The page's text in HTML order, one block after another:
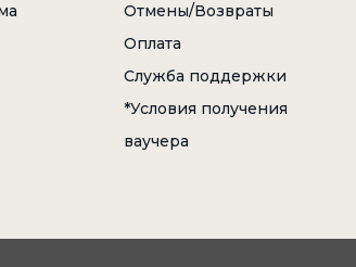
Отмены/Возвраты
Оплата
Служба поддержки
*Условия получения
ваучера